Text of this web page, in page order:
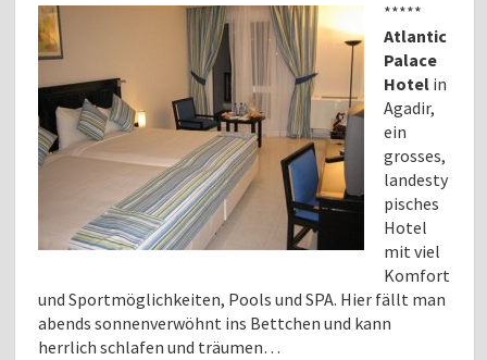
*****
Atlantic
Palace
Hotel in
Agadir,
ein
grosses,
landesty
pisches
Hotel
mit viel
Komfort
und Sportmöglichkeiten, Pools und SPA. Hier fällt man
abends sonnenverwöhnt ins Bettchen und kann
herrlich schlafen und träumen…